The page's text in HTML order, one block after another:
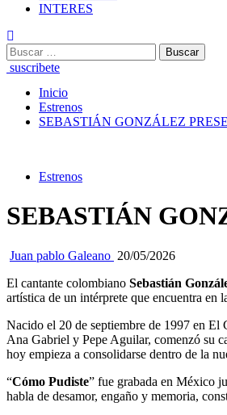
INTERES
Buscar:
suscribete
Inicio
Estrenos
SEBASTIÁN GONZÁLEZ
Estrenos
SEBASTIÁN
Juan pablo Galeano 20/05/2026
El cantante colombiano Sebastián
artística de un intérprete que encuentra
Nacido el 20 de septiembre de 1997 en
Ana Gabriel y Pepe Aguilar, comenzó su
hoy empieza a consolidarse dentro de la
“Cómo Pudiste” fue grabada en México
habla de desamor, engaño y memoria,